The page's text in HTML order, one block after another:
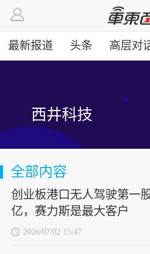
最新报道 头条 高层对
西井科技
全部内容
创业板港口无人驾驶第一
亿，赛力斯是最大客户
2026/07/02 15:47